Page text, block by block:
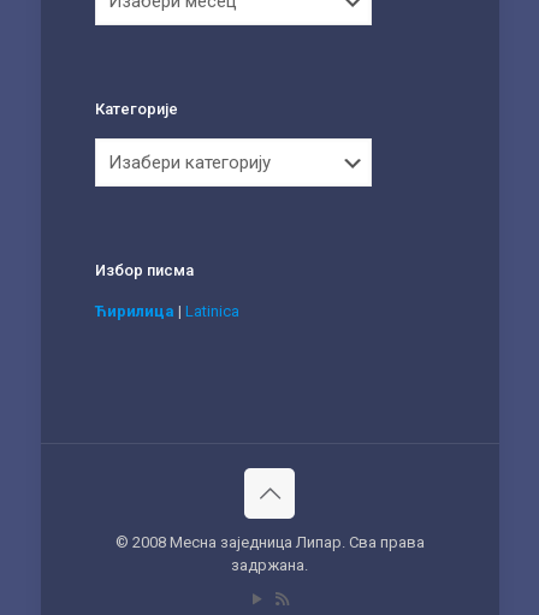
Категорије
Избор писма
Ћирилица | Latinica
© 2008 Месна заједница Липар. Сва права
задржана.